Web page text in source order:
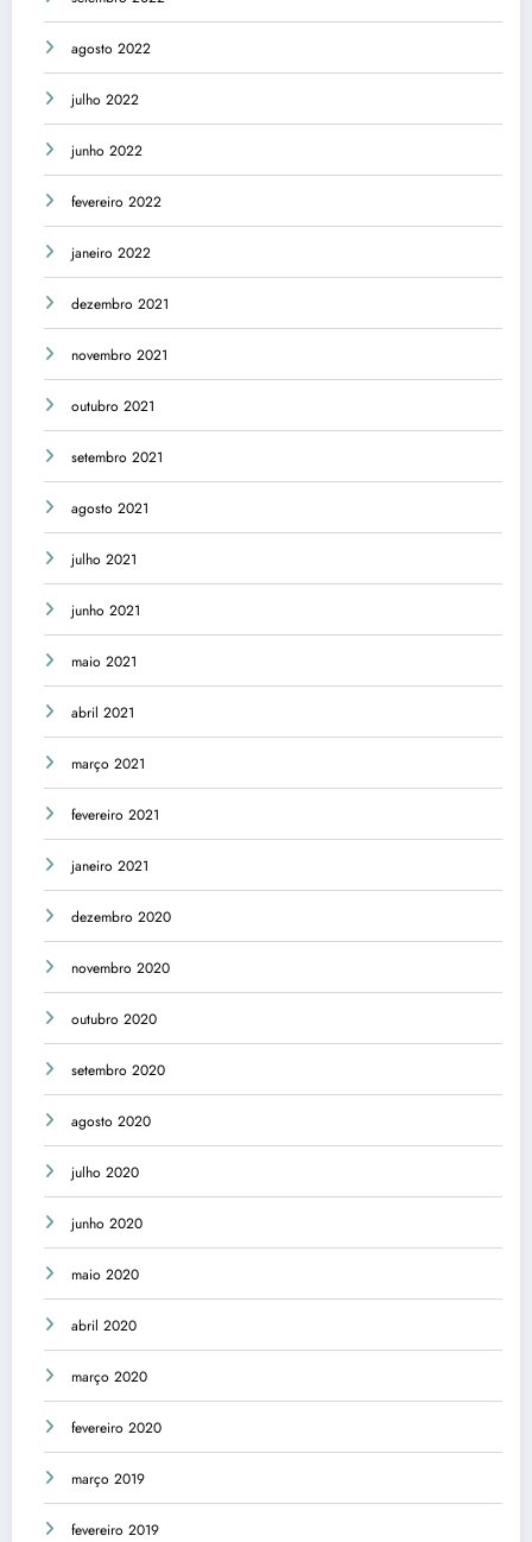
agosto 2022
julho 2022
junho 2022
fevereiro 2022
janeiro 2022
dezembro 2021
novembro 2021
outubro 2021
setembro 2021
agosto 2021
julho 2021
junho 2021
maio 2021
abril 2021
março 2021
fevereiro 2021
janeiro 2021
dezembro 2020
novembro 2020
outubro 2020
setembro 2020
agosto 2020
julho 2020
junho 2020
maio 2020
abril 2020
março 2020
fevereiro 2020
março 2019
fevereiro 2019